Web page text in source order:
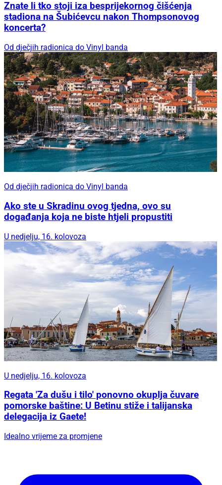
Znate li tko stoji iza besprijekornog čišćenja
stadiona na Šubićevcu nakon Thompsonovog
koncerta?
Od dječjih radionica do Vinyl banda
Od dječjih radionica do Vinyl banda
Ako ste u Skradinu ovog tjedna, ovo su
događanja koja ne biste htjeli propustiti
U nedjelju, 16. kolovoza
U nedjelju, 16. kolovoza
Regata 'Za dušu i tilo' ponovno okuplja čuvare
pomorske baštine: U Betinu stiže i talijanska
delegacija iz Gaete!
Idealno vrijeme za promjene